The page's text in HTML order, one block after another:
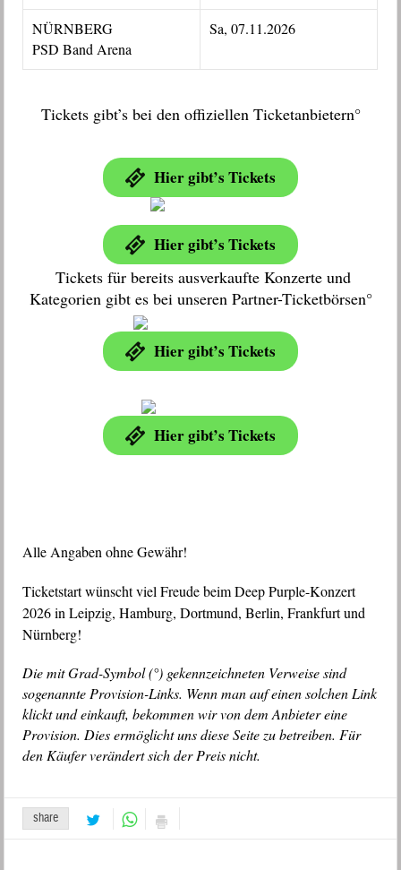
NÜRNBERG
PSD Band Arena
Sa, 07.11.2026
Tickets gibt’s bei den offiziellen Ticketanbietern°
Hier gibt’s Tickets
Hier gibt’s Tickets
Tickets für bereits ausverkaufte Konzerte und
Kategorien gibt es bei unseren Partner-Ticketbörsen°
Hier gibt’s Tickets
Hier gibt’s Tickets
Alle Angaben ohne Gewähr!
Ticketstart wünscht viel Freude beim Deep Purple-Konzert
2026 in Leipzig, Hamburg, Dortmund, Berlin, Frankfurt und
Nürnberg!
Die mit Grad-Symbol (°) gekennzeichneten Verweise sind
sogenannte Provision-Links. Wenn man auf einen solchen Link
klickt und einkauft, bekommen wir von dem Anbieter eine
Provision. Dies ermöglicht uns diese Seite zu betreiben. Für
den Käufer verändert sich der Preis nicht.
share